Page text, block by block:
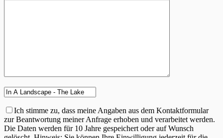
Ich stimme zu, dass meine Angaben aus dem Kontaktformular
zur Beantwortung meiner Anfrage erhoben und verarbeitet werden.
Die Daten werden für 10 Jahre gespeichert oder auf Wunsch